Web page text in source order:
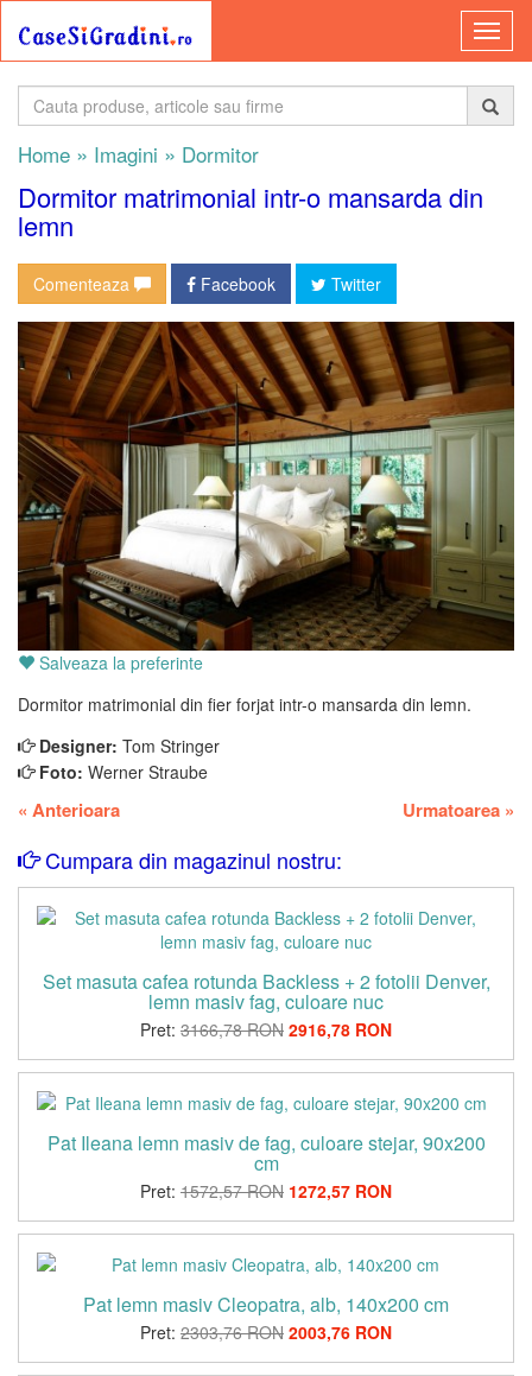
Home » Imagini » Dormitor
Dormitor matrimonial intr-o mansarda din
lemn
Comenteaza Facebook Twitter
Salveaza la preferinte
Dormitor matrimonial din fier forjat intr-o mansarda din lemn.
Designer: Tom Stringer
Foto: Werner Straube
« Anterioara Urmatoarea »
Cumpara din magazinul nostru:
Set masuta cafea rotunda Backless + 2 fotolii Denver,
lemn masiv fag, culoare nuc
Pret: 3166,78 RON 2916,78 RON
Pat Ileana lemn masiv de fag, culoare stejar, 90x200
cm
Pret: 1572,57 RON 1272,57 RON
Pat lemn masiv Cleopatra, alb, 140x200 cm
Pret: 2303,76 RON 2003,76 RON